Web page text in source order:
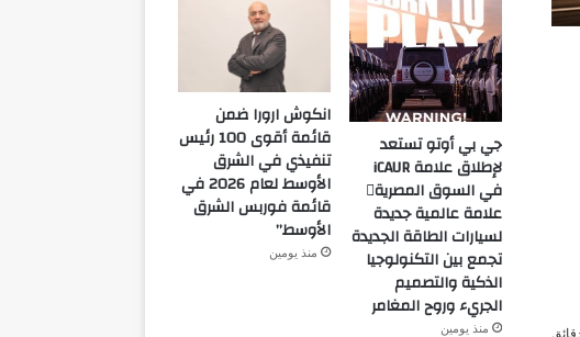
جي بي أوتو تستعد
لإطلاق علامة iCAUR
في السوق المصرية
علامة عالمية جديدة
لسيارات الطاقة الجديدة
تجمع بين التكنولوجيا
الذكية والتصميم
الجريء وروح المغامر
منذ يومين
انكوش ارورا ضمن
قائمة أقوى 100 رئيس
تنفيذي في الشرق
الأوسط لعام 2026 في
قائمة فوربس الشرق
الأوسط”
منذ يومين